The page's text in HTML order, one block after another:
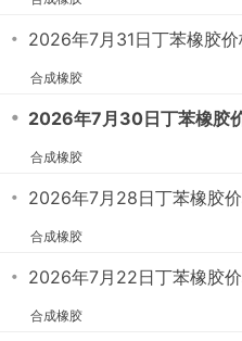
・ 2026年7月31日丁苯橡胶价
合成橡胶
・ 2026年7月30日丁苯橡胶
合成橡胶
・ 2026年7月28日丁苯橡胶
合成橡胶
・ 2026年7月22日丁苯橡胶
合成橡胶